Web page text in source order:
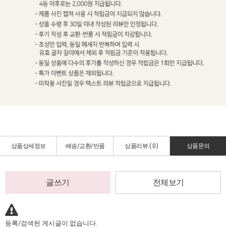
상품상세정보 배송/교환/반품 상품리뷰 ( 0) 상품문의
글쓰기 전체보기
등록/검색된 게시글이 없습니다.